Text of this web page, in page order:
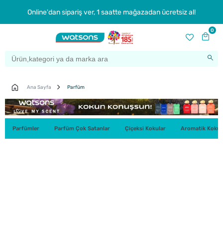
Online'dan sipariş ver, 1 saatte mağazadan ücretsiz al!
0
Ana Sayfa Parfüm
Parfümler Parfüm Çok Satanlar Çiçeksi Kokular Aromatik